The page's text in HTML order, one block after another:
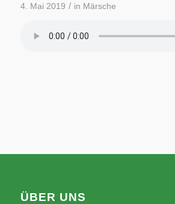
4. Mai 2019 / in Märsche
ÜBER UNS